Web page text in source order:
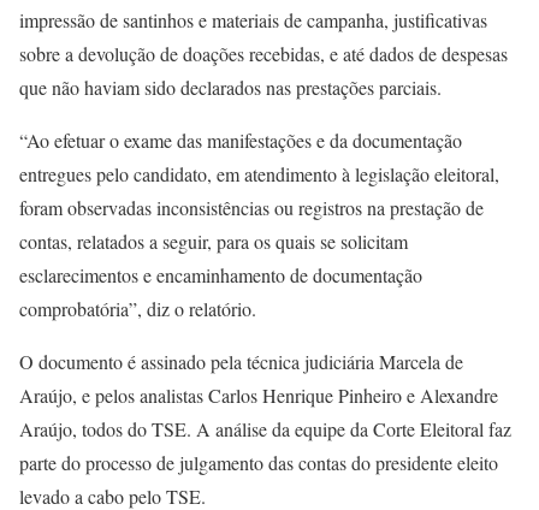
impressão de santinhos e materiais de campanha, justificativas
sobre a devolução de doações recebidas, e até dados de despesas
que não haviam sido declarados nas prestações parciais.
“Ao efetuar o exame das manifestações e da documentação
entregues pelo candidato, em atendimento à legislação eleitoral,
foram observadas inconsistências ou registros na prestação de
contas, relatados a seguir, para os quais se solicitam
esclarecimentos e encaminhamento de documentação
comprobatória”, diz o relatório.
O documento é assinado pela técnica judiciária Marcela de
Araújo, e pelos analistas Carlos Henrique Pinheiro e Alexandre
Araújo, todos do TSE. A análise da equipe da Corte Eleitoral faz
parte do processo de julgamento das contas do presidente eleito
levado a cabo pelo TSE.